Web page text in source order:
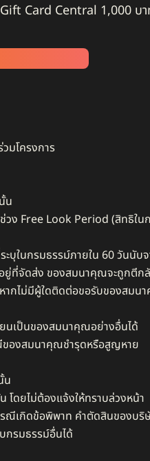
Card Central 1,000 บ
มโครงการ​
น​
วง Free Look Period (สิทธิใ
ในกรมธรรม์ภายใน 60 วันนับ
ยู่ที่จัดส่ง ของสมนาคุณจะถูกตีก
กไม่มีผู้ใดติดต่อขอรับของสมนา
นเป็นของสมนาคุณอย่างอื่นได้​
ของสมนาคุณชำรุดหรือสูญหาย
น​
โดยไม่ต้องแจ้งให้ทราบล่วงหน้า​
รณีเกิดข้อพิพาท คำตัดสินของบ
กรมธรรม์อื่นได้